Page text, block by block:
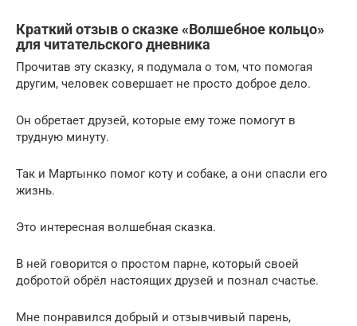
Краткий отзыв о сказке «Волшебное кольцо»
для читательского дневника
Прочитав эту сказку, я подумала о том, что помогая
другим, человек совершает не просто доброе дело.
Он обретает друзей, которые ему тоже помогут в
трудную минуту.
Так и Мартынко помог коту и собаке, а они спасли его
жизнь.
Это интересная волшебная сказка.
В ней говорится о простом парне, который своей
добротой обрёл настоящих друзей и познал счастье.
Мне понравился добрый и отзывчивый парень,